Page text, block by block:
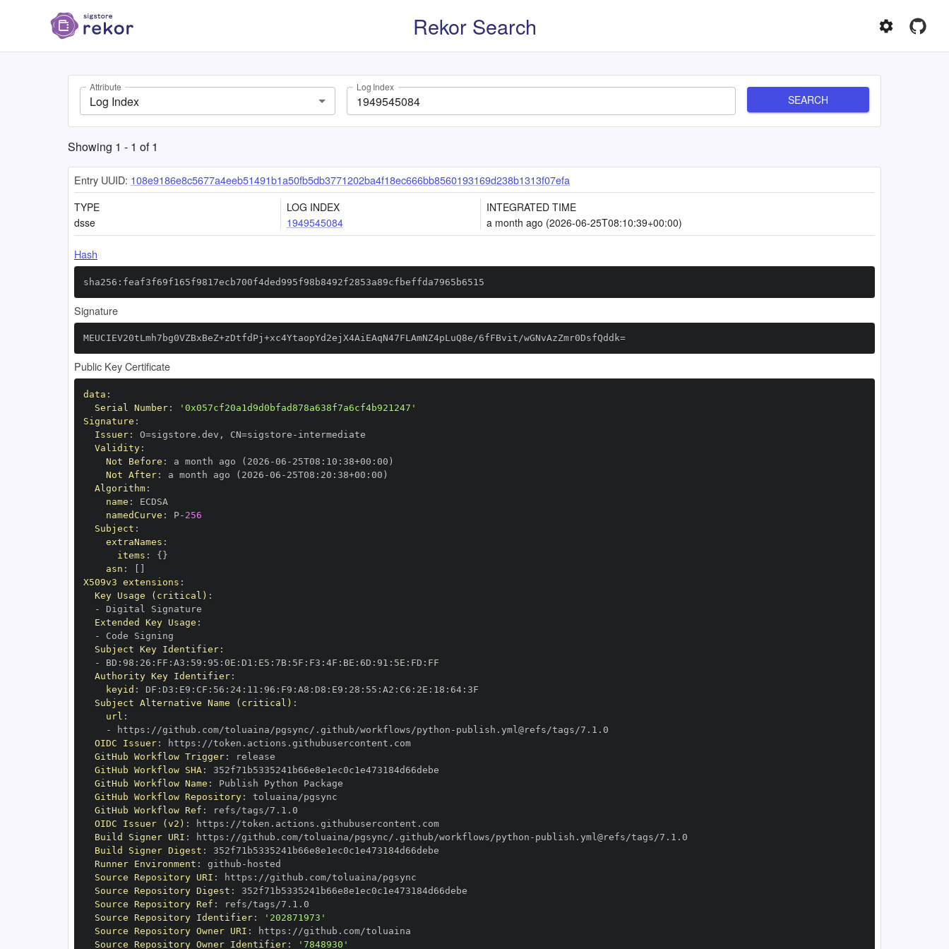
Rekor Search
Attribute
Log Index
Log Index
SEARCH
Showing 1 - 1 of1
Entry UUID: 108e9186e8c5677a4eeb51491b1a50fb5db3771202ba4f18ec666bb8560193169d238b1313f07efa
TYPE
dsse
LOG INDEX
1949545084
INTEGRATED TIME
a month ago (2026-06-25T08:10:39+00:00)
Hash
sha256:feaf3f69f165f9817ecb700f4ded995f98b8492f2853a89cfbeffda7965b6515
Signature
MEUCIEV20tLmh7bg0VZBxBeZ+zDtfdPj+xc4YtaopYd2ejX4AiEAqN47FLAmNZ4pLuQ8e/6fFBvit/wGNvAzZmr0DsfQddk=
Public Key Certificate
data :
Serial Number:
'0x057cf20a1d9d0bfad878a638f7a6cf4b921247'
Signature :
Issuer: O=sigstore.dev , CN=sigstore -
Validity:
Not Before : a month ago (2026 -06 - 25T08 : 10 : 38+00 :
Not After: a month ago (2026 -06 - 25T08 : 20 : 38+00 :
Algorithm:
name :
namedCurve : P- 256
Subject :
extraNames :
items : { }
asn :
X509v3 extensions :
Key Usage (critical) :
-
Extended Key Usage :
-
Subject Key Identifier:
-
BD : 98 : 26 : FF : A3 : 59 : 95 : 0E : D1 : E5 : 7B: 5F : F3 : 4F : BE : 6D : 91 : 5E : FD :
Authority Key Identifier:
keyid : DF : D3 : E9 : CF : 56 : 24: 11 : 96 : F9 : A8 : D8 : E9 : 28 : 55 : A2 : C6 : 2E : 18 : 64:
Subject Alternative Name (critical) :
url :
-
https : //github.com/toluaina/pgsync/.github/workflows/python -
OIDC Issuer: https :
//token.actions.githubusercontent.com
GitHub Workflow Trigger:
GitHub Workflow SHA:
GitHub Workflow Name :
GitHub Workflow Repository:
GitHub Workflow Ref :
OIDC Issuer (v2) : https :
//token.actions.githubusercontent.com
Build Signer URI : https : //github.com/toluaina/pgsync/.github/workflows/python -
Build Signer Digest :
Runner Environment : github -
Source Repository URI : https :
Source Repository Digest :
Source Repository Ref :
Source Repository Identifier:
'202871973'
Source Repository Owner URI : https :
Source Repository Owner Identifier: '7848930'